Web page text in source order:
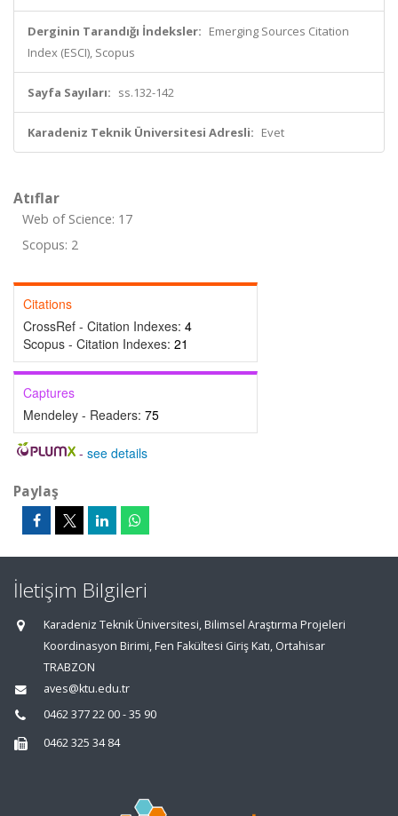
Derginin Tarandığı İndeksler: Emerging Sources Citation
Index (ESCI), Scopus
Sayfa Sayıları: ss.132-142
Karadeniz Teknik Üniversitesi Adresli: Evet
Atıflar
Web of Science: 17
Scopus: 2
Citations
CrossRef - Citation Indexes: 4
Scopus - Citation Indexes: 21
Captures
Mendeley - Readers: 75
- see details
Paylaş
İletişim Bilgileri
Karadeniz Teknik Üniversitesi, Bilimsel Araştırma Projeleri
Koordinasyon Birimi, Fen Fakültesi Giriş Katı, Ortahisar
TRABZON
aves@ktu.edu.tr
0462 377 22 00 - 35 90
0462 325 34 84